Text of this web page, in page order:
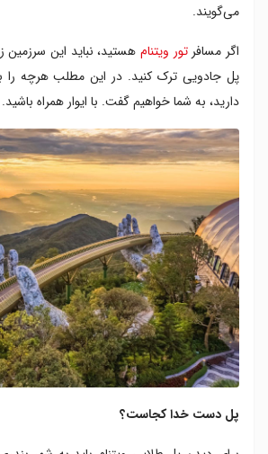
جاهای دیدنی نزدیک پل دست خدا ویتنام
آبشار توک تین
باغ عشق
پاگودای لین اونگ
موزه مجسمه های مومی
دهکده فرانسوی
نکات بازدید از پل دست خدا ویتنام
نکات عکاسی در پل دست خدا
می‌گویند.
اگر مسافرتور ویتنام هستید، نباید این سرزمین
پل جادویی ترک کنید. در این مطلب هرچه را
دارید، به شما خواهیم گفت. با ایوار همراه باشید.
پل دست خدا کجاست؟